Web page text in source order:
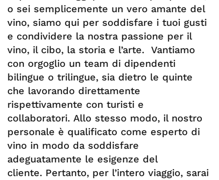
o sei semplicemente un vero amante del
vino, siamo qui per soddisfare i tuoi gusti
e condividere la nostra passione per il
vino, il cibo, la storia e l’arte. Vantiamo
con orgoglio un team di dipendenti
bilingue o trilingue, sia dietro le quinte
che lavorando direttamente
rispettivamente con turisti e
collaboratori. Allo stesso modo, il nostro
personale è qualificato come esperto di
vino in modo da soddisfare
adeguatamente le esigenze del
cliente. Pertanto, per l’intero viaggio, sarai